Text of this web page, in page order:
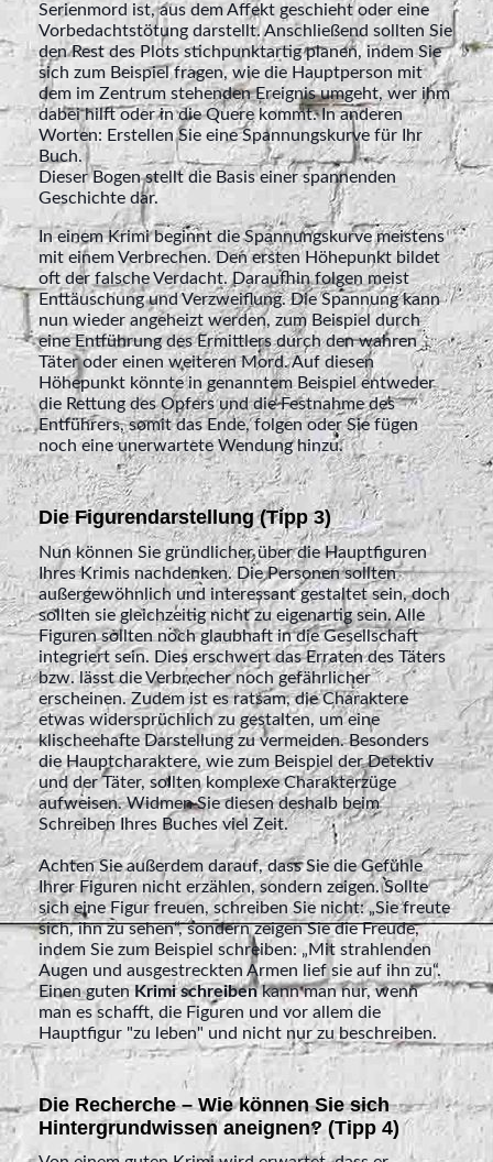
Serienmord ist, aus dem Affekt geschieht oder eine
Vorbedachtstötung darstellt. Anschließend sollten Sie
den Rest des Plots stichpunktartig planen, indem Sie
sich zum Beispiel fragen, wie die Hauptperson mit
dem im Zentrum stehenden Ereignis umgeht, wer ihm
dabei hilft oder in die Quere kommt. In anderen
Worten: Erstellen Sie eine Spannungskurve für Ihr
Buch.
Dieser Bogen stellt die Basis einer spannenden
Geschichte dar.
In einem Krimi beginnt die Spannungskurve meistens
mit einem Verbrechen. Den ersten Höhepunkt bildet
oft der falsche Verdacht. Daraufhin folgen meist
Enttäuschung und Verzweiflung. Die Spannung kann
nun wieder angeheizt werden, zum Beispiel durch
eine Entführung des Ermittlers durch den wahren
Täter oder einen weiteren Mord. Auf diesen
Höhepunkt könnte in genanntem Beispiel entweder
die Rettung des Opfers und die Festnahme des
Entführers, somit das Ende, folgen oder Sie fügen
noch eine unerwartete Wendung hinzu.
Die Figurendarstellung (Tipp 3)
Nun können Sie gründlicher über die Hauptfiguren
Ihres Krimis nachdenken. Die Personen sollten
außergewöhnlich und interessant gestaltet sein, doch
sollten sie gleichzeitig nicht zu eigenartig sein. Alle
Figuren sollten noch glaubhaft in die Gesellschaft
integriert sein. Dies erschwert das Erraten des Täters
bzw. lässt die Verbrecher noch gefährlicher
erscheinen. Zudem ist es ratsam, die Charaktere
etwas widersprüchlich zu gestalten, um eine
klischeehafte Darstellung zu vermeiden. Besonders
die Hauptcharaktere, wie zum Beispiel der Detektiv
und der Täter, sollten komplexe Charakterzüge
aufweisen. Widmen Sie diesen deshalb beim
Schreiben Ihres Buches viel Zeit.
Achten Sie außerdem darauf, dass Sie die Gefühle
Ihrer Figuren nicht erzählen, sondern zeigen. Sollte
sich eine Figur freuen, schreiben Sie nicht: „Sie freute
sich, ihn zu sehen“, sondern zeigen Sie die Freude,
indem Sie zum Beispiel schreiben: „Mit strahlenden
Augen und ausgestreckten Armen lief sie auf ihn zu“.
Einen gutenKrimi schreibenkann man nur, wenn
man es schafft, die Figuren und vor allem die
Hauptfigur "zu leben" und nicht nur zu beschreiben.
Die Recherche – Wie können Sie sich
Hintergrundwissen aneignen? (Tipp 4)